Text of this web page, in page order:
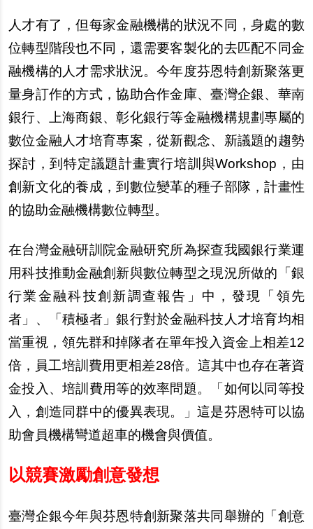
人才有了，但每家金融機構的狀況不同，身處的數
位轉型階段也不同，還需要客製化的去匹配不同金
融機構的人才需求狀況。今年度芬恩特創新聚落更
量身訂作的方式，協助合作金庫、臺灣企銀、華南
銀行、上海商銀、彰化銀行等金融機構規劃專屬的
數位金融人才培育專案，從新觀念、新議題的趨勢
探討，到特定議題計畫實行培訓與Workshop，由
創新文化的養成，到數位變革的種子部隊，計畫性
的協助金融機構數位轉型。
在台灣金融研訓院金融研究所為探查我國銀行業運
用科技推動金融創新與數位轉型之現況所做的「銀
行業金融科技創新調查報告」中，發現「領先
者」、「積極者」銀行對於金融科技人才培育均相
當重視，領先群和掉隊者在單年投入資金上相差12
倍，員工培訓費用更相差28倍。這其中也存在著資
金投入、培訓費用等的效率問題。「如何以同等投
入，創造同群中的優異表現。」這是芬恩特可以協
助會員機構彎道超車的機會與價值。
以競賽激勵創意發想
臺灣企銀今年與芬恩特創新聚落共同舉辦的「創意